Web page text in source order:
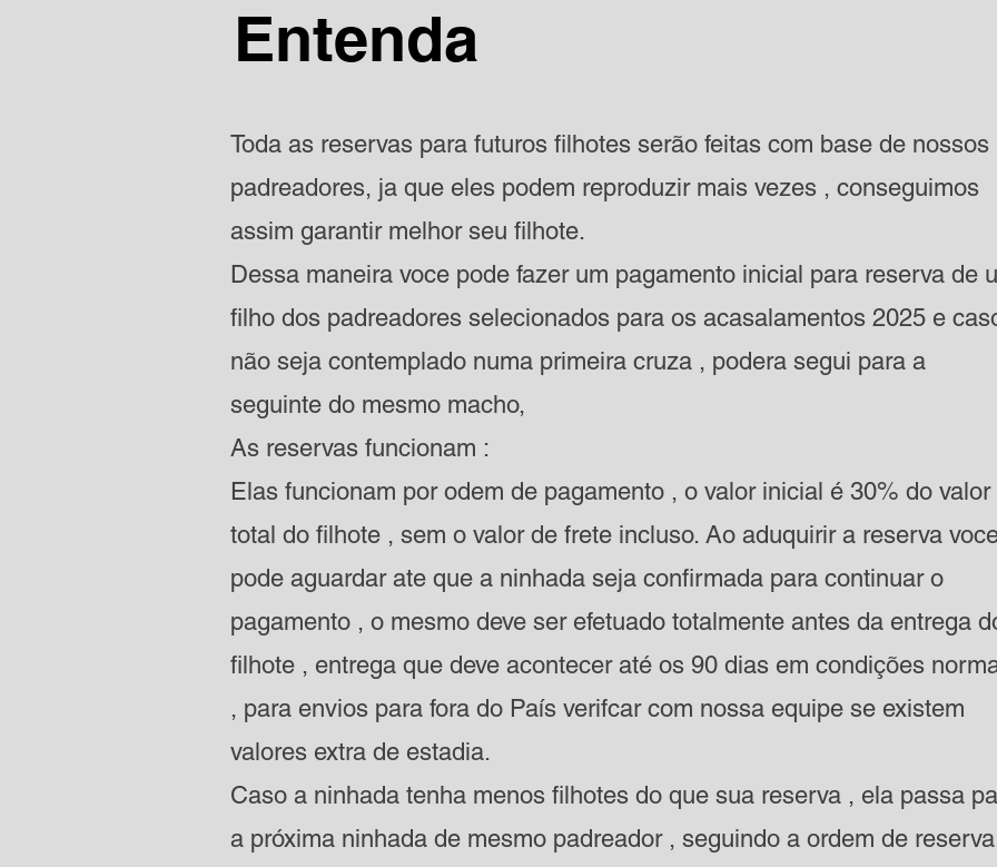
Entenda
Toda as reservas para futuros filhotes serão feitas com base de nossos
padreadores, ja que eles podem reproduzir mais vezes , conseguimos
assim garantir melhor seu filhote.
Dessa maneira voce pode fazer um pagamento inicial para reserva de
filho dos padreadores selecionados para os acasalamentos 2025 e
não seja contemplado numa primeira cruza , podera segui para a
seguinte do mesmo macho,
As reservas funcionam :
Elas funcionam por odem de pagamento , o valor inicial é 30% do valor
total do filhote , sem o valor de frete incluso. Ao aduquirir a reserva
pode aguardar ate que a ninhada seja confirmada para continuar o
pagamento , o mesmo deve ser efetuado totalmente antes da entrega
filhote , entrega que deve acontecer até os 90 dias em condições
, para envios para fora do País verifcar com nossa equipe se existem
valores extra de estadia.
Caso a ninhada tenha menos filhotes do que sua reserva , ela passa
a próxima ninhada de mesmo padreador , seguindo a ordem de